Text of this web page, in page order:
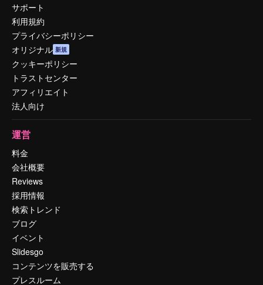
サポート
利用規約
プライバシーポリシー
オリジナル 新規
クッキーポリシー
トラストセンター
アフィリエイト
法人向け
運営
料金
会社概要
Reviews
採用情報
検索トレンド
ブログ
イベント
Slidesgo
コンテンツを販売する
プレスルーム